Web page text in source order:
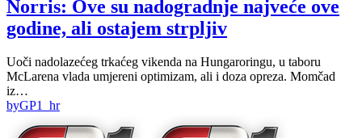
Norris: Ove su nadogradnje najveće ove
godine, ali ostajem strpljiv
Uoči nadolazećeg trkaćeg vikenda na Hungaroringu, u taboru
McLarena vlada umjereni optimizam, ali i doza opreza. Momčad
iz…
byGP1_hr